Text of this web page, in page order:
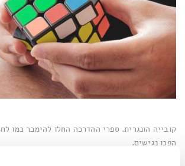
קובייה הונגרית. ספרי ההדרכה החלו להימכר כמו
הפכו נגישים.